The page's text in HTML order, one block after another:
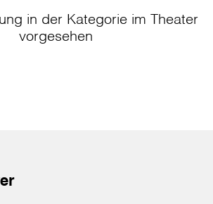
in der Kategorie im Theater
vorgesehen